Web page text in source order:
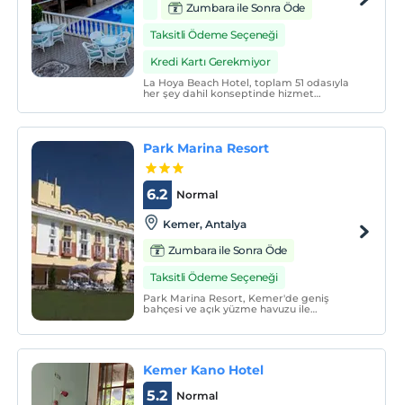
Zumbara ile Sonra Öde
Taksitli Ödeme Seçeneği
Kredi Kartı Gerekmiyor
La Hoya Beach Hotel, toplam 51 odasıyla
her şey dahil konseptinde hizmet
Park Marina Resort
Normal
6.2
Kemer, Antalya
Zumbara ile Sonra Öde
Taksitli Ödeme Seçeneği
Park Marina Resort, Kemer'de geniş
bahçesi ve açık yüzme havuzu ile
bulunmaktadır.
Kemer Kano Hotel
Normal
5.2